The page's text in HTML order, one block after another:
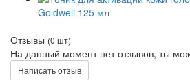
Отзывы (0 шт)
На данный момент нет отзывов, ты
Написать отзыв